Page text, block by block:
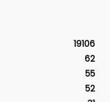
19106
62
55
52